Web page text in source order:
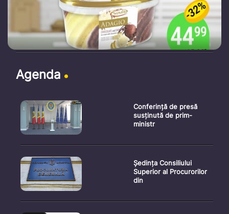
Agenda
Conferință de presă
susținută de prim-
ministr
Ședința Consiliului
Superior al Procurorilor
din